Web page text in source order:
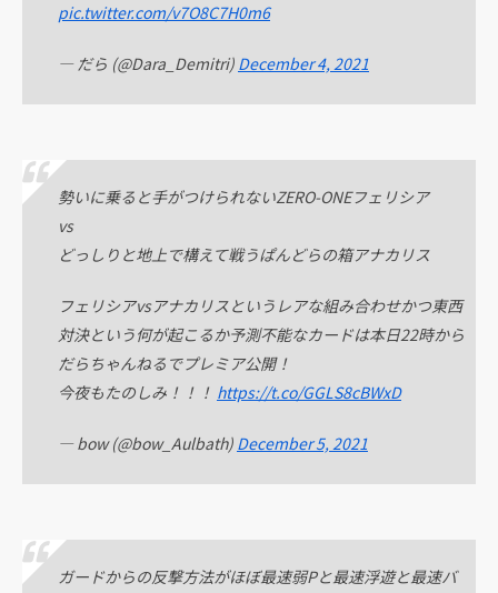
pic.twitter.com/v7O8C7H0m6
— だら (@Dara_Demitri) December 4, 2021
勢いに乗ると手がつけられないZERO-ONEフェリシア
vs
どっしりと地上で構えて戦うぱんどらの箱アナカリス
フェリシアvsアナカリスというレアな組み合わせかつ東西
対決という何が起こるか予測不能なカードは本日22時から
だらちゃんねるでプレミア公開！
今夜もたのしみ！！！ https://t.co/GGLS8cBWxD
— bow (@bow_Aulbath) December 5, 2021
ガードからの反撃方法がほぼ最速弱Pと最速浮遊と最速バ